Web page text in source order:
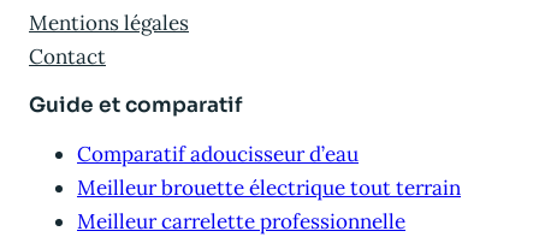
Mentions légales
Contact
Guide et comparatif
Comparatif adoucisseur d’eau
Meilleur brouette électrique tout terrain
Meilleur carrelette professionnelle